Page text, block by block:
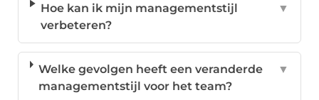
Hoe kan ik mijn managementstijl
verbeteren?
▼
Welke gevolgen heeft een veranderde
managementstijl voor het team?
▼